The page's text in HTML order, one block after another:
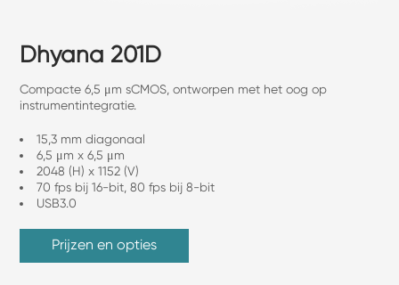
Dhyana 201D
Compacte 6,5 μm sCMOS, ontworpen met het oog op
instrumentintegratie.
15,3 mm diagonaal
6,5 μm x 6,5 μm
2048 (H) x 1152 (V)
70 fps bij 16-bit, 80 fps bij 8-bit
USB3.0
Prijzen en opties